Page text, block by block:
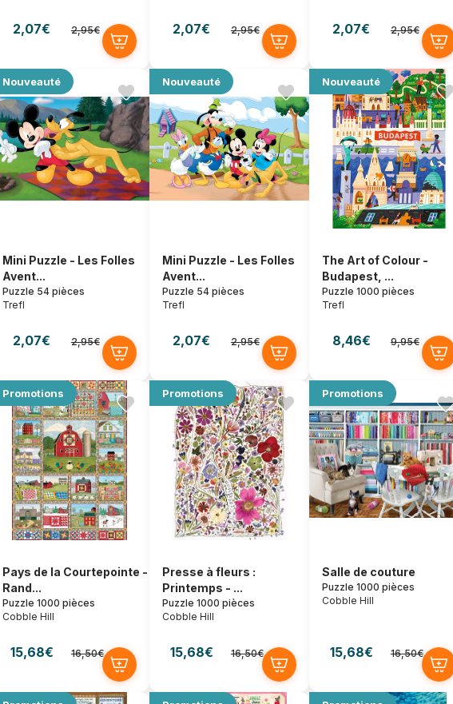
2,07€ 2,95€ 2,07€ 2,95€ 2,07€ 2,95€
Nouveauté
Mini Puzzle - Les Folles
Avent...
Puzzle 54 pièces
Trefl
2,07€ 2,95€
Nouveauté
Mini Puzzle - Les Folles
Avent...
Puzzle 54 pièces
Trefl
2,07€ 2,95€
Nouveauté
The Art of Colour -
Budapest, ...
Puzzle 1000 pièces
Trefl
8,46€ 9,95€
Promotions
Pays de la Courtepointe -
Rand...
Puzzle 1000 pièces
Cobble Hill
15,68€ 16,50€
Promotions
Presse à fleurs :
Printemps - ...
Puzzle 1000 pièces
Cobble Hill
15,68€ 16,50€
Promotions
Salle de couture
Puzzle 1000 pièces
Cobble Hill
15,68€ 16,50€